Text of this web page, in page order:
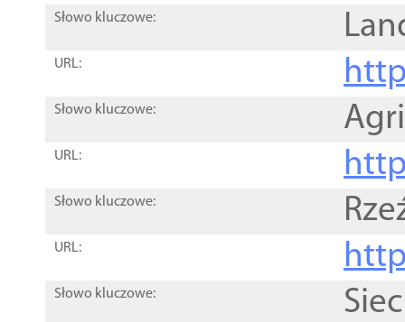
Słowo kluczowe:
URL:
Słowo kluczowe:
URL:
Słowo kluczowe:
URL:
Słowo kluczowe: